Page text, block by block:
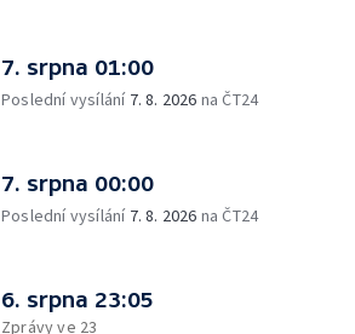
7. srpna 01:00
Poslední vysílání 7. 8. 2026 na ČT24
7. srpna 00:00
Poslední vysílání 7. 8. 2026 na ČT24
6. srpna 23:05
Zprávy ve 23